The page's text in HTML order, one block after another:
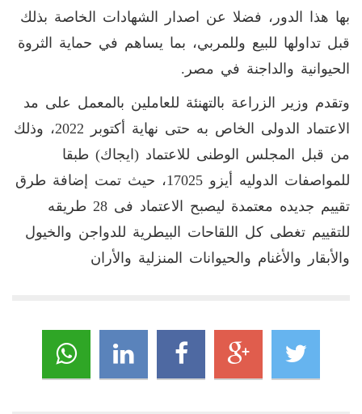
بها هذا الدور، فضلا عن اصدار الشهادات الخاصة بذلك
قبل تداولها للبيع وللمربي، بما يساهم في حماية الثروة
الحيوانية والداجنة في مصر.
وتقدم وزير الزراعة بالتهنئة للعاملين بالمعمل على مد
الاعتماد الدولى الخاص به حتى نهاية أكتوبر 2022، وذلك
من قبل المجلس الوطنى للاعتماد (ايجاك) طبقا
للمواصفات الدوليه أيزو 17025، حيث تمت إضافة طرق
تقييم جديده معتمدة ليصبح الاعتماد فى 28 طريقه
للتقييم تغطى كل اللقاحات البيطرية للدواجن والخيول
والأبقار والأغنام والحيوانات المنزلية والأران